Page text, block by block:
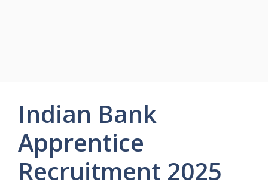
Indian Bank
Apprentice
Recruitment 2025